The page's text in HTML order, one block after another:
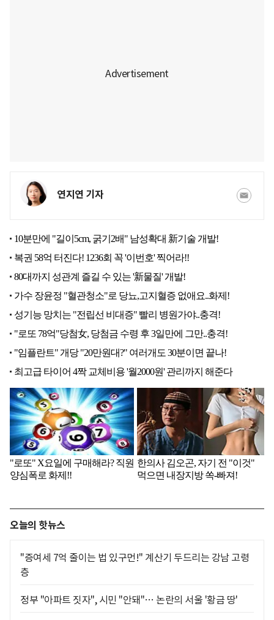
연지연 기자
오늘의 핫뉴스
"증여세 7억 줄이는 법 있구먼!" 계산기 두드리는 강남 고령
층
정부 "아파트 짓자", 시민 "안돼"… 논란의 서울 '황금 땅'